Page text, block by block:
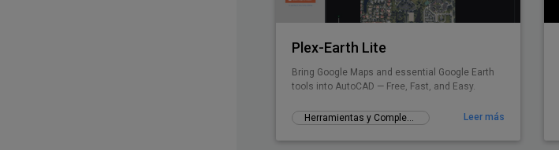
Plex-Earth Lite
Bring Google Maps and essential Google Earth
tools into AutoCAD — Free, Fast, and Easy.
Herramientas y Complementos gratuitos Leer más